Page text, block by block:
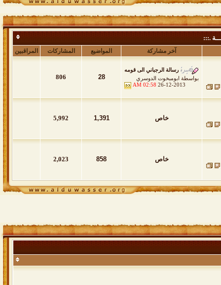
.:::
آخر مشاركة المواضيع المشاركات المراقبين
رسالة الرجباني الى قومه
بواسطة ابومبخوت الدوسري
26-12-2013
02:58 AM
28
806
خاص 1,391
5,992
خاص 858
2,023